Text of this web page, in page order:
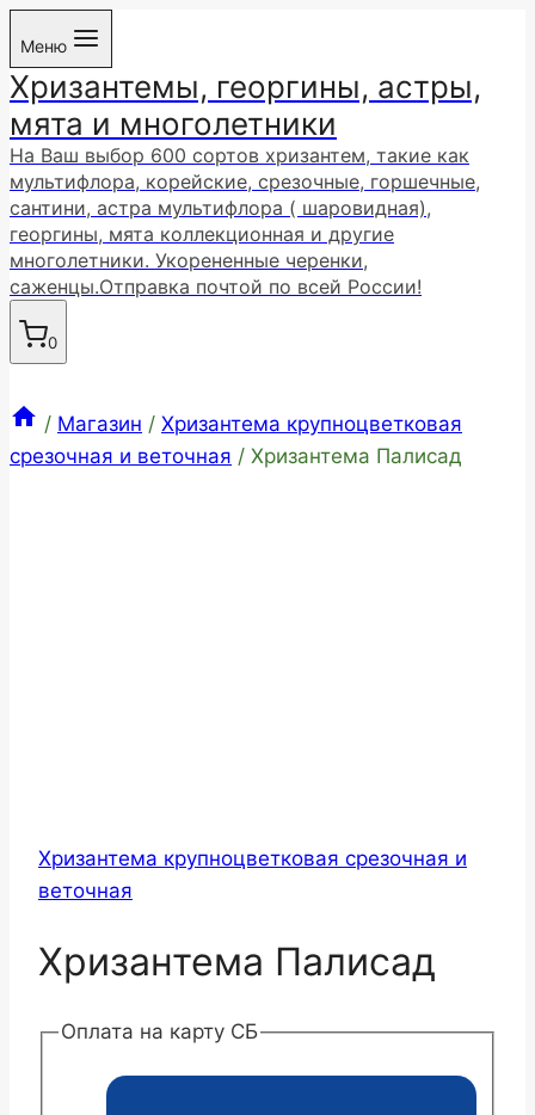
Перейти
содержимому
Меню
Хризантемы, георгины, астры,
мята и многолетники
На Ваш выбор 600 сортов хризантем, такие как
мультифлора, корейские, срезочные, горшечные,
сантини, астра мультифлора ( шаровидная),
георгины, мята коллекционная и другие
многолетники. Укорененные черенки,
саженцы.Отправка почтой по всей России!
0
/ Магазин / Хризантема крупноцветковая
срезочная и веточная / Хризантема Палисад
Хризантема крупноцветковая срезочная и
веточная
Хризантема Палисад
Оплата на карту СБ